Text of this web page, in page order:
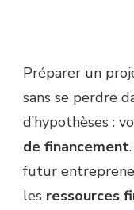
Préparer un
sans se perdre
d’hypothèses :
de financement
futur
les ressources